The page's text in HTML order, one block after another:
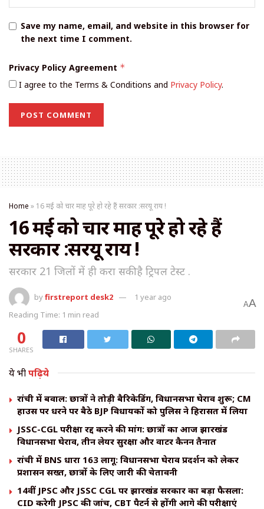
Save my name, email, and website in this browser for
the next time I comment.
Privacy Policy Agreement *
I agree to the Terms & Conditions and Privacy Policy.
Home » 16 मई को चार माह पूरे हो रहे हैं सरकार :सरयू राय !
16 मई को चार माह पूरे हो रहे हैं
सरकार :सरयू राय !
सरकार 21 जिलों में ही करा सकी है ट्रिपल टेस्ट .
byfirstreport desk2
1 year ago
Reading Time: 1 min read
AA
0
SHARES
ये भीपढ़िये
रांची में बवाल: छात्रों ने तोड़ी बैरिकेडिंग, विधानसभा घेराव शुरू; CM
हाउस पर धरने पर बैठे BJP विधायकों को पुलिस ने हिरासत में लिया
JSSC-CGL परीक्षा रद्द करने की मांग: छात्रों का आज झारखंड
विधानसभा घेराव, तीन लेयर सुरक्षा और वाटर कैनन तैनात
रांची में BNS धारा 163 लागू: विधानसभा घेराव प्रदर्शन को लेकर
प्रशासन सख्त, छात्रों के लिए जारी की चेतावनी
14वीं JPSC और JSSC CGL पर झारखंड सरकार का बड़ा फैसला:
CID करेगी JPSC की जांच, CBT पैटर्न से होंगी आगे की परीक्षाएं